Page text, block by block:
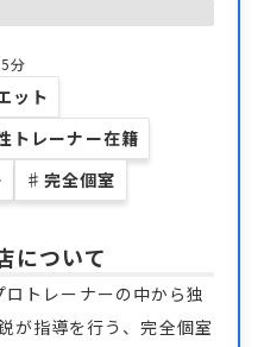
分
ット
トレーナー在籍
♯ 完全個室
について
トレーナーの中から独
が指導を行う、完全個室